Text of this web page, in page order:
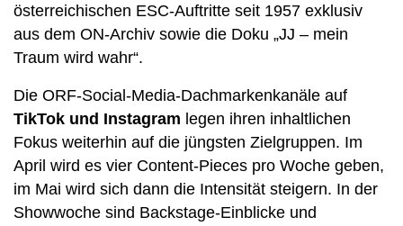
österreichischen ESC-Auftritte seit 1957 exklusiv
aus dem ON-Archiv sowie die Doku „JJ – mein
Traum wird wahr“.
Die ORF-Social-Media-Dachmarkenkanäle auf
TikTok und Instagram legen ihren inhaltlichen
Fokus weiterhin auf die jüngsten Zielgruppen. Im
April wird es vier Content-Pieces pro Woche geben,
im Mai wird sich dann die Intensität steigern. In der
Showwoche sind Backstage-Einblicke und